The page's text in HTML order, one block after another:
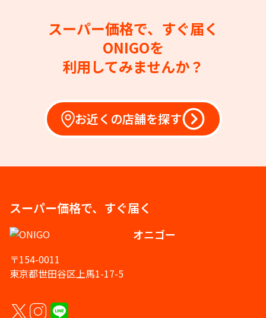
スーパー価格で、すぐ届く
ONIGOを
利用してみませんか？
お近くの店舗を探す
スーパー価格で、すぐ届く
オニゴー
〒154-0011
東京都世田谷区上馬1-17-5